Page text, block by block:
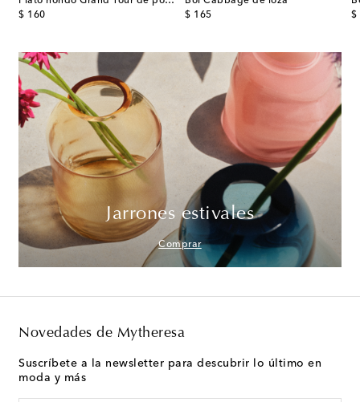
$ 160
original price
$ 165
original price $
Jarrones estivales
Comprar
Novedades de Mytheresa
Suscríbete a la newsletter para descubrir lo último en
moda y más